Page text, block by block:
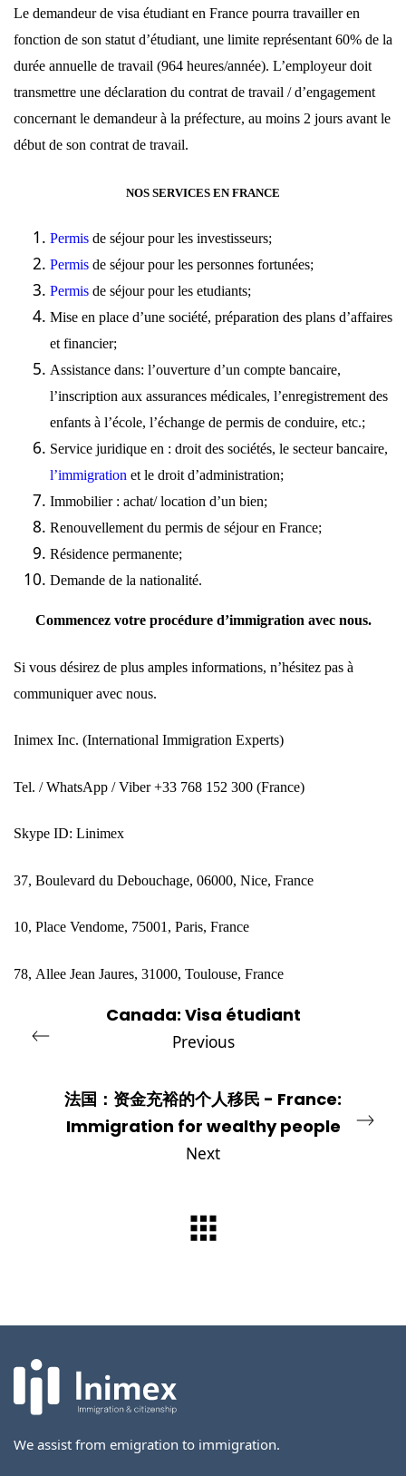
Le demandeur de visa étudiant en France pourra travailler en
fonction de son statut d’étudiant, une limite représentant 60% de la
durée annuelle de travail (964 heures/année). L’employeur doit
transmettre une déclaration du contrat de travail / d’engagement
concernant le demandeur à la préfecture, au moins 2 jours avant le
début de son contrat de travail.
NOS SERVICES EN FRANCE
Permis de séjour pour les investisseurs;
Permis de séjour pour les personnes fortunées;
Permis de séjour pour les etudiants;
Mise en place d’une société, préparation des plans d’affaires
et financier;
Assistance dans: l’ouverture d’un compte bancaire,
l’inscription aux assurances médicales, l’enregistrement des
enfants à l’école, l’échange de permis de conduire, etc.;
Service juridique en : droit des sociétés, le secteur bancaire,
l’immigration et le droit d’administration;
Immobilier : achat/ location d’un bien;
Renouvellement du permis de séjour en France;
Résidence permanente;
Demande de la nationalité.
Commencez votre procédure d’immigration avec nous.
Si vous désirez de plus amples informations, n’hésitez pas à
communiquer avec nous.
Inimex Inc. (International Immigration Experts)
Tel. / WhatsApp / Viber +33 768 152 300 (France)
Skype ID: Linimex
37, Boulevard du Debouchage, 06000, Nice, France
10, Place Vendome, 75001, Paris, France
78, Allee Jean Jaures, 31000, Toulouse, France
Canada: Visa étudiant
Previous
法国：资金充裕的个人移民 - France:
Immigration for wealthy people
Next
We assist from emigration to immigration.